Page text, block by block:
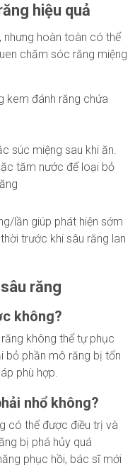
hiệu quả
nhưng hoàn toàn có thể
chăm sóc răng miệng
kem đánh răng chứa
súc miệng sau khi ăn.
tăm nước để loại bỏ
lần giúp phát hiện sớm
trước khi sâu răng lan
răng
không?
không thể tự phục
bỏ phần mô răng bị tổn
phù hợp.
nhổ không?
có thể được điều trị và
bị phá hủy quá
phục hồi, bác sĩ mới